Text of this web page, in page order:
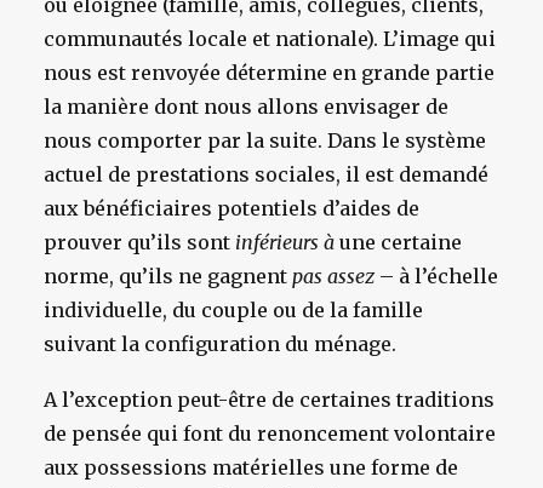
ou éloignée (famille, amis, collègues, clients,
communautés locale et nationale). L’image qui
nous est renvoyée détermine en grande partie
la manière dont nous allons envisager de
nous comporter par la suite. Dans le système
actuel de prestations sociales, il est demandé
aux bénéficiaires potentiels d’aides de
prouver qu’ils sont inférieurs à une certaine
norme, qu’ils ne gagnent pas assez – à l’échelle
individuelle, du couple ou de la famille
suivant la configuration du ménage.
A l’exception peut-être de certaines traditions
de pensée qui font du renoncement volontaire
aux possessions matérielles une forme de